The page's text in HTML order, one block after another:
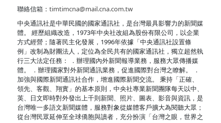
聯絡信箱： timtimcna@mail.cna.com.tw
中央通訊社是中華民國的國家通訊社，是台灣最具影響力的新聞媒
體。 經歷組織改造，1973年中央社改組為股份有限公司，以企業
方式經營；隨著民主化發展，1996年依據「中央通訊社設置條
例」改制為財團法人，定位為全民共有的國家通訊社，獨立超然執
行三大法定任務： ．辦理國內外新聞報導業務，服務大眾傳播媒
體。 ．辦理國家對外新聞通訊業務，促進國際對台灣之瞭解。 ．
加強與國際新聞通訊社合作，增進國際新聞交流。 秉持「正確、
領先、客觀、翔實」的基本原則，中央社專業新聞團隊每天以中、
英、日文即時對外發出上千則新聞、照片、圖表、影音與資訊，是
台灣唯一多語文新聞媒體，服務對象從媒體客戶擴大為閱聽大眾；
從台灣民眾延伸至全球僑胞與讀者，充分扮演「台灣之眼，世界之